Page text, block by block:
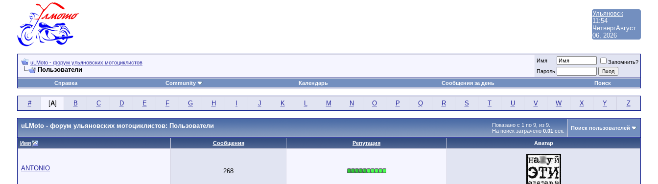
Ульяновск
11:54
ЧетвергАвгуст
06, 2026
uLMoto - форум ульяновских мотоциклистов
Пользователи
Имя
Запомнить?
Пароль
Справка
Community Календарь Сообщения за день Поиск
# [A] B C D E F G H J K L M N O P Q R S T U V W X Y Z
Показано с 1 по 9, из 9.
На поиск затрачено 0.01 сек.
uLMoto - форум ульяновских мотоциклистов: Пользователи Поиск пользователей
Имя Сообщения Репутация Аватар
ANTONIO 268